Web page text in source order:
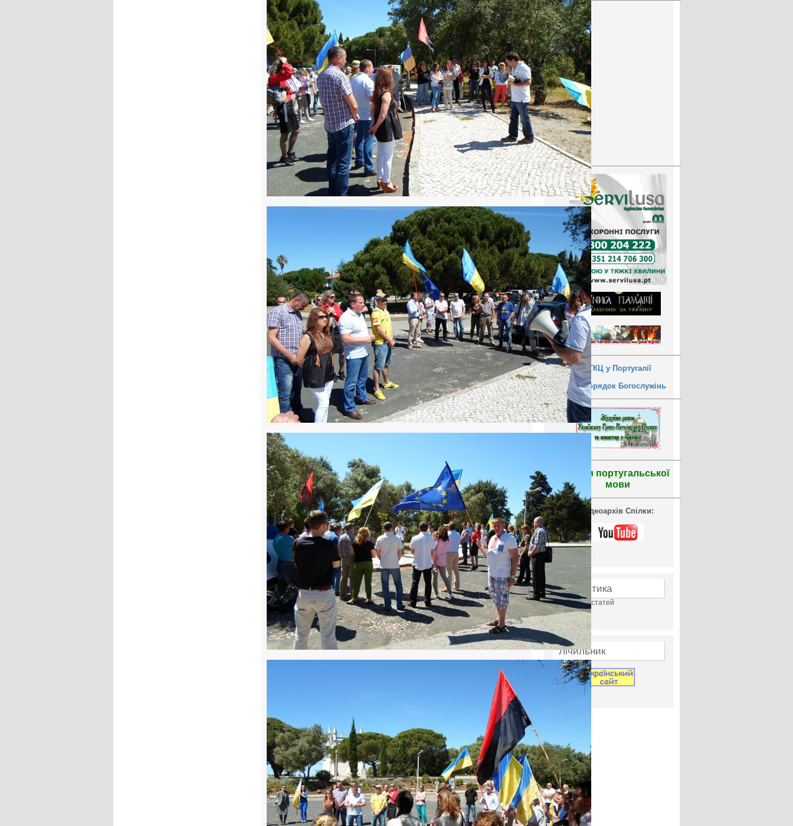
УГКЦ у Португалії
Розпорядок Богослужінь
Уроки португальської
мови
Відеоархів Спілки:
Статистика
Перегляди статей
23949698
Лічильник